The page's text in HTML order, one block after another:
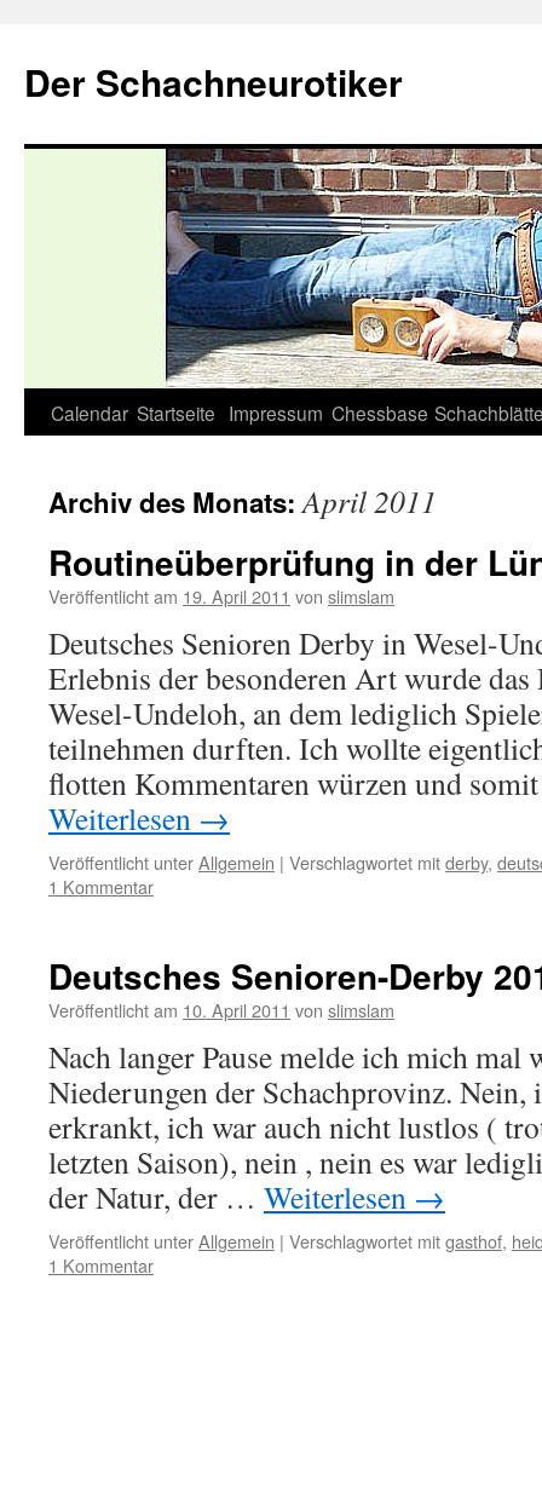
springen
Der Schachneurotiker
Calendar Startseite Impressum Chessbase
Archiv des Monats:April 2011
Routineüberprüfung in der
Veröffentlicht am 19. April 2011 von slimslam
Deutsches Senioren Derby in Wesel-
Erlebnis der besonderen Art wurde
Wesel-Undeloh, an dem lediglich
teilnehmen durften. Ich wollte
flotten Kommentaren würzen und
Weiterlesen →
Veröffentlicht unterAllgemein | Verschlagwortet mitderby,
1 Kommentar
Deutsches Senioren-Derby
Veröffentlicht am 10. April 2011 von slimslam
Nach langer Pause melde ich mich mal
Niederungen der Schachprovinz.
erkrankt, ich war auch nicht lustlos (
letzten Saison), nein , nein es war
der Natur, der … Weiterlesen →
Veröffentlicht unterAllgemein | Verschlagwortet mitgasthof,
1 Kommentar